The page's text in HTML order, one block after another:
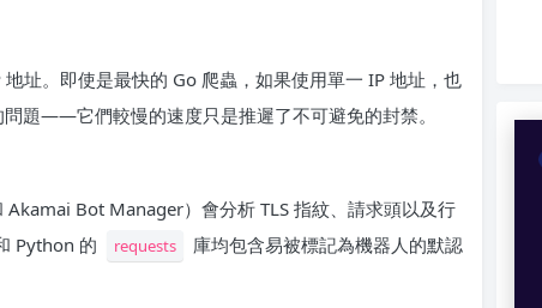
址。即使是最快的 Go 爬蟲，如果使用單一 IP 地址，也
題——它們較慢的速度只是推遲了不可避免的封禁。
Bot Manager）會分析 TLS 指紋、請求頭以及行
Python 的
requests 庫均包含易被標記為機器人的默認